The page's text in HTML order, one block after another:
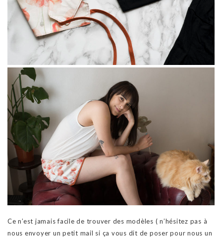
Ce n’est jamais facile de trouver des modèles ( n’hésitez pas à
nous envoyer un petit mail si ça vous dit de poser pour nous un